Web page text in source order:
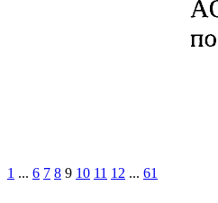
1 ... 6 7 8 9 10 11 12 ... 61